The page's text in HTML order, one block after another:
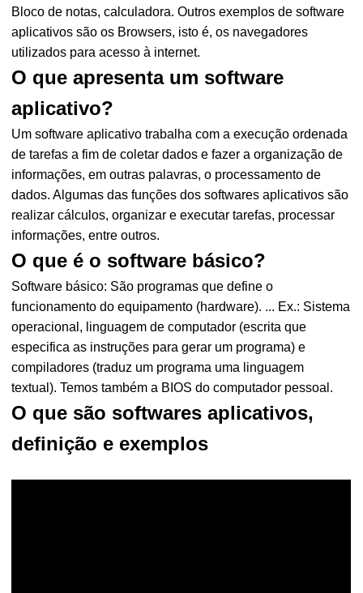
Bloco de notas, calculadora. Outros exemplos de software
aplicativos são os Browsers, isto é, os navegadores
utilizados para acesso à internet.
O que apresenta um software
aplicativo?
Um software aplicativo trabalha com a execução ordenada
de tarefas a fim de coletar dados e fazer a organização de
informações, em outras palavras, o processamento de
dados. Algumas das funções dos softwares aplicativos são
realizar cálculos, organizar e executar tarefas, processar
informações, entre outros.
O que é o software básico?
Software básico: São programas que define o
funcionamento do equipamento (hardware). ... Ex.: Sistema
operacional, linguagem de computador (escrita que
especifica as instruções para gerar um programa) e
compiladores (traduz um programa uma linguagem
textual). Temos também a BIOS do computador pessoal.
O que são softwares aplicativos,
definição e exemplos